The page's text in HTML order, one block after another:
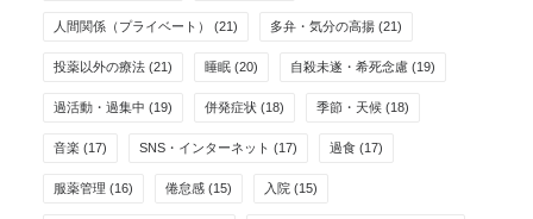
人間関係（プライベート） (21) 多弁・気分の高揚 (21)
投薬以外の療法 (21) 睡眠 (20) 自殺未遂・希死念慮 (19)
過活動・過集中 (19) 併発症状 (18) 季節・天候 (18)
音楽 (17) SNS・インターネット (17) 過食 (17)
服薬管理 (16) 倦怠感 (15) 入院 (15)